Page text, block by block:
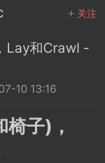
关注
Lay和Crawl -
10 13:16
子)，